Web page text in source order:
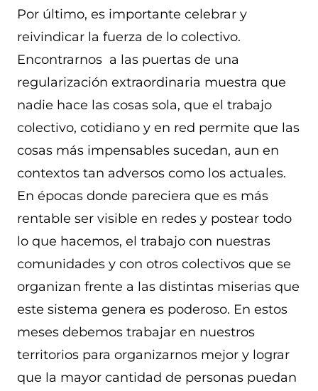
Por último, es importante celebrar y
reivindicar la fuerza de lo colectivo.
Encontrarnos a las puertas de una
regularización extraordinaria muestra que
nadie hace las cosas sola, que el trabajo
colectivo, cotidiano y en red permite que las
cosas más impensables sucedan, aun en
contextos tan adversos como los actuales.
En épocas donde pareciera que es más
rentable ser visible en redes y postear todo
lo que hacemos, el trabajo con nuestras
comunidades y con otros colectivos que se
organizan frente a las distintas miserias que
este sistema genera es poderoso. En estos
meses debemos trabajar en nuestros
territorios para organizarnos mejor y lograr
que la mayor cantidad de personas puedan